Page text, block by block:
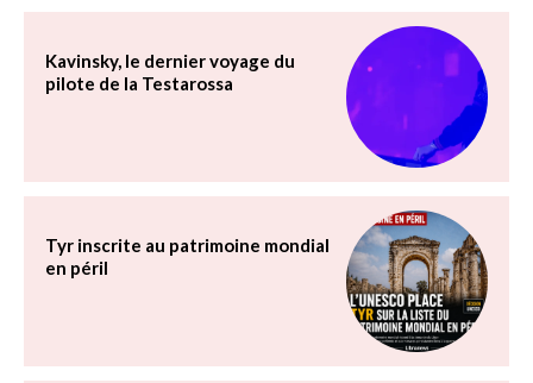
Kavinsky, le dernier voyage du
pilote de la Testarossa
Tyr inscrite au patrimoine mondial
en péril